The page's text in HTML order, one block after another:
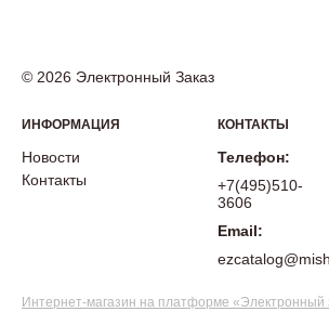
© 2026 Электронный Заказ
ИНФОРМАЦИЯ
Новости
Контакты
КОНТАКТЫ
Телефон:
+7(495)510-
3606
Email:
Интернет-магазин на платформе «Электронный